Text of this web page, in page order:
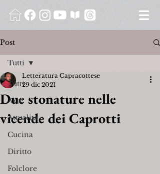
Post
Tutti
Arte
Attualità
Cucina
Diritto
Folclore
Tutti
Due stonature nelle
vicende dei Caprotti
Letteratura Capracottese
29 dic 2021